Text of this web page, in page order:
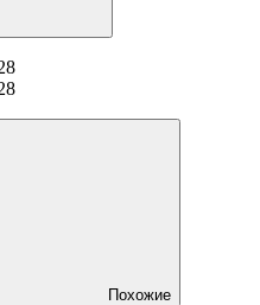
Похожие